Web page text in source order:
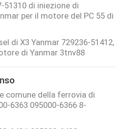
51310 di iniezione di
per il motore del PC 55 di
di X3 Yanmar 729236-51412,
di Yanmar 3tnv88
comune della ferrovia di
6363 095000-6366 8-